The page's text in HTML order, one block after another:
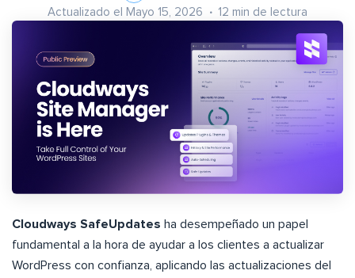
Actualizado el Mayo 15, 2026 12 min de lectura
Cloudways SafeUpdates ha desempeñado un papel
fundamental a la hora de ayudar a los clientes a actualizar
WordPress con confianza, aplicando las actualizaciones del